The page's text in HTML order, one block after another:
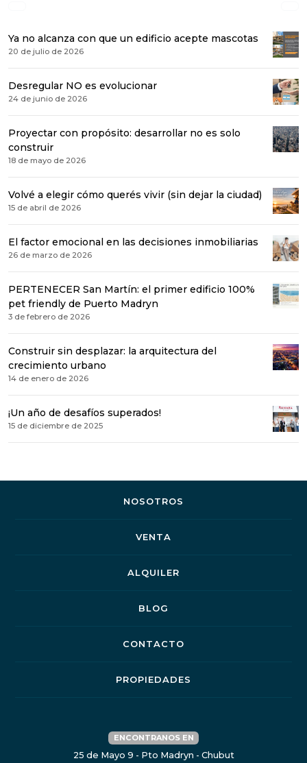
Ya no alcanza con que un edificio acepte mascotas
20 de julio de 2026
Desregular NO es evolucionar
24 de junio de 2026
Proyectar con propósito: desarrollar no es solo
construir
18 de mayo de 2026
Volvé a elegir cómo querés vivir (sin dejar la ciudad)
15 de abril de 2026
El factor emocional en las decisiones inmobiliarias
26 de marzo de 2026
PERTENECER San Martín: el primer edificio 100%
pet friendly de Puerto Madryn
3 de febrero de 2026
Construir sin desplazar: la arquitectura del
crecimiento urbano
14 de enero de 2026
¡Un año de desafíos superados!
15 de diciembre de 2025
NOSOTROS
VENTA
ALQUILER
BLOG
CONTACTO
PROPIEDADES
ENCONTRANOS EN
25 de Mayo 9 - Pto Madryn - Chubut